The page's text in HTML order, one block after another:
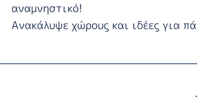
αναμνηστικό!
Ανακάλυψε χώρους και ιδέες για